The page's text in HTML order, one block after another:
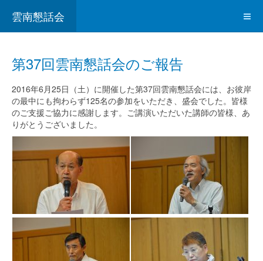
雲南懇話会
第37回雲南懇話会のご報告
2016年6月25日（土）に開催した第37回雲南懇話会には、お彼岸
の最中にも拘わらず125名の参加をいただき、盛会でした。皆様
のご支援ご協力に感謝します。ご講演いただいた講師の皆様、あ
りがとうございました。